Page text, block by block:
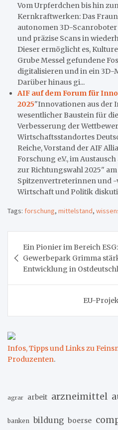
Vom Urpferdchen bis hin
Kernkraftwerken: Das
autonomen 3D-
und präzise Scans in
Dieser ermöglicht es,
Grube Messel gefundene
digitalisieren und in ein 3D-
Darüber hinaus gi...
AIF auf dem Forum für
2025"Innovationen aus der
wesentlicher Baustein für
Verbesserung der
Wirtschaftsstandortes
Reiche, Vorstand der AIF
Forschung e.V., im
zur Richtungswahl 2025" am
Spitzenvertreterinnen und -
Wirtschaft und Politik
Tags: forschung, mittelstand,
Ein Pionier im Bereich
Gewerbepark Grimma
Entwicklung in
EU-
Infos, Tipps und Links zu
Produzenten.
agrar arbeit arzneimittel
banken bildung boerse